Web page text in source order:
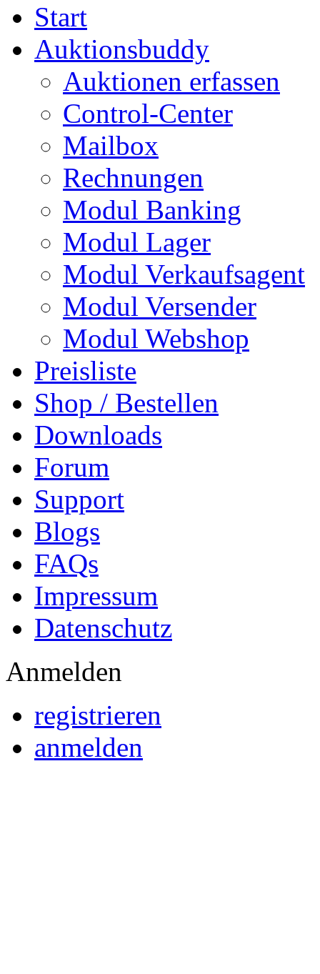
Start
Auktionsbuddy
Auktionen erfassen
Control-Center
Mailbox
Rechnungen
Modul Banking
Modul Lager
Modul Verkaufsagent
Modul Versender
Modul Webshop
Preisliste
Shop / Bestellen
Downloads
Forum
Support
Blogs
FAQs
Impressum
Datenschutz
Anmelden
registrieren
anmelden